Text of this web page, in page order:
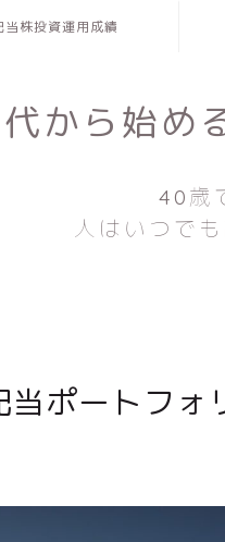
当株投資運用成績
から始め
40歳
人はいつでも
ポートフォ